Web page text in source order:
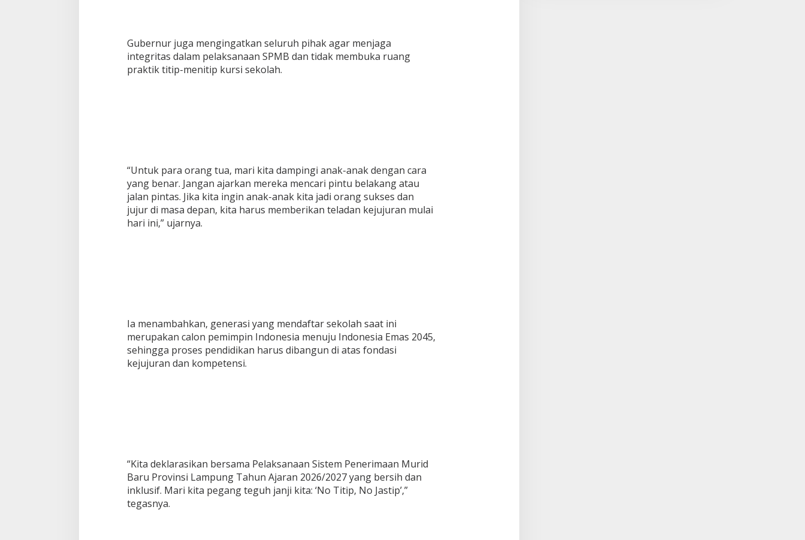
Gubernur juga mengingatkan seluruh pihak agar menjaga
integritas dalam pelaksanaan SPMB dan tidak membuka ruang
praktik titip-menitip kursi sekolah.
“Untuk para orang tua, mari kita dampingi anak-anak dengan cara
yang benar. Jangan ajarkan mereka mencari pintu belakang atau
jalan pintas. Jika kita ingin anak-anak kita jadi orang sukses dan
jujur di masa depan, kita harus memberikan teladan kejujuran mulai
hari ini,” ujarnya.
Ia menambahkan, generasi yang mendaftar sekolah saat ini
merupakan calon pemimpin Indonesia menuju Indonesia Emas 2045,
sehingga proses pendidikan harus dibangun di atas fondasi
kejujuran dan kompetensi.
“Kita deklarasikan bersama Pelaksanaan Sistem Penerimaan Murid
Baru Provinsi Lampung Tahun Ajaran 2026/2027 yang bersih dan
inklusif. Mari kita pegang teguh janji kita: ‘No Titip, No Jastip’,”
tegasnya.